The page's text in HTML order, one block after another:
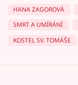
HANA ZAGOROVÁ
SMRT A UMÍRÁNÍ
KOSTEL SV. TOMÁŠE